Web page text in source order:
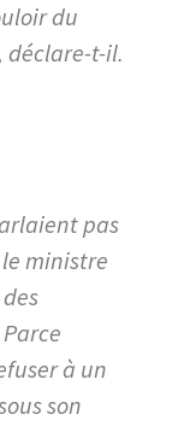
du
déclare-t-il.
pas
ministre
à un
son